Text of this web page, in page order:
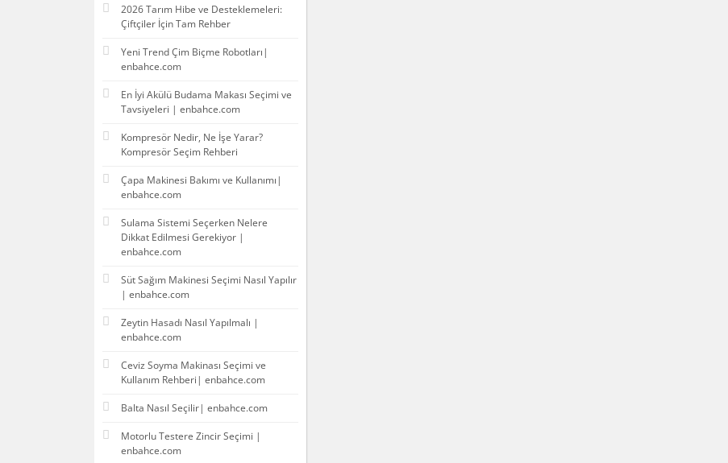
2026 Tarım Hibe ve Desteklemeleri:
Çiftçiler İçin Tam Rehber
Yeni Trend Çim Biçme Robotları|
enbahce.com
En İyi Akülü Budama Makası Seçimi ve
Tavsiyeleri | enbahce.com
Kompresör Nedir, Ne İşe Yarar?
Kompresör Seçim Rehberi
Çapa Makinesi Bakımı ve Kullanımı|
enbahce.com
Sulama Sistemi Seçerken Nelere
Dikkat Edilmesi Gerekiyor |
enbahce.com
Süt Sağım Makinesi Seçimi Nasıl Yapılır
| enbahce.com
Zeytin Hasadı Nasıl Yapılmalı |
enbahce.com
Ceviz Soyma Makinası Seçimi ve
Kullanım Rehberi| enbahce.com
Balta Nasıl Seçilir| enbahce.com
Motorlu Testere Zincir Seçimi |
enbahce.com